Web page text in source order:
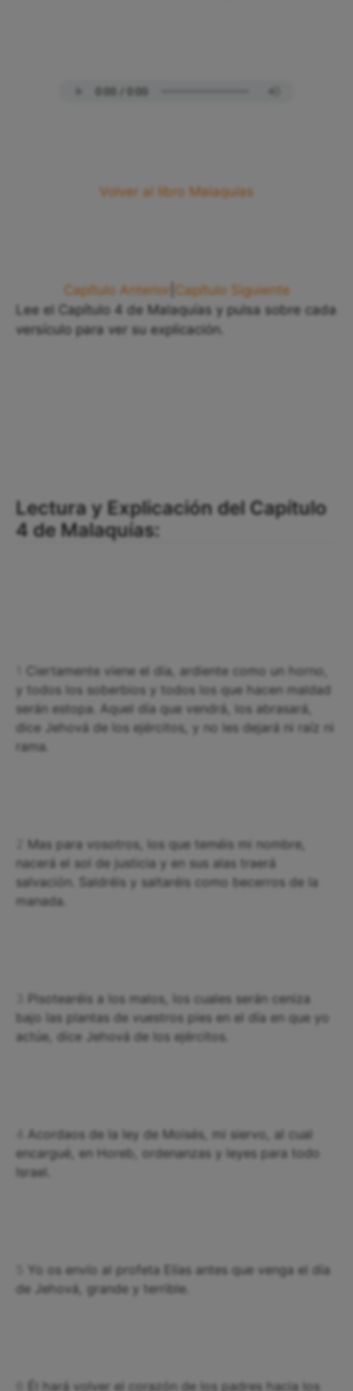
Volver al libro Malaquías
Capítulo Anterior
Capítulo Siguiente
Lee el Capítulo 4 de Malaquías y pulsa sobre cada
versículo para ver su explicación.
Lectura y Explicación del Capítulo
4 de Malaquías:
Ciertamente viene el día, ardiente como un horno,
y todos los soberbios y todos los que hacen maldad
serán estopa. Aquel día que vendrá, los abrasará,
dice Jehová de los ejércitos, y no les dejará ni raíz ni
rama.
Mas para vosotros, los que teméis mi nombre,
nacerá el sol de justicia y en sus alas traerá
salvación. Saldréis y saltaréis como becerros de la
manada.
Pisotearéis a los malos, los cuales serán ceniza
bajo las plantas de vuestros pies en el día en que yo
actúe, dice Jehová de los ejércitos.
Acordaos de la ley de Moisés, mi siervo, al cual
encargué, en Horeb, ordenanzas y leyes para todo
Israel.
Yo os envío al profeta Elías antes que venga el día
de Jehová, grande y terrible.
Él hará volver el corazón de los padres hacia los